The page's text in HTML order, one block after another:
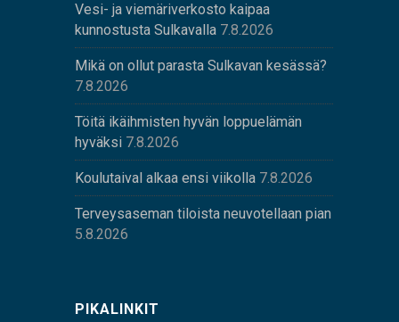
Vesi- ja viemäriverkosto kaipaa
kunnostusta Sulkavalla 7.8.2026
Mikä on ollut parasta Sulkavan kesässä?
7.8.2026
Töitä ikäihmisten hyvän loppuelämän
hyväksi 7.8.2026
Koulutaival alkaa ensi viikolla 7.8.2026
Terveysaseman tiloista neuvotellaan pian
5.8.2026
PIKALINKIT